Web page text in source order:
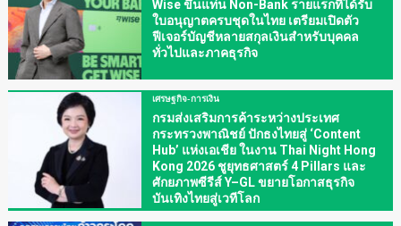
Wise ขึ้นแท่น Non-Bank รายแรกที่ได้รับ
ใบอนุญาตครบชุดในไทย เตรียมเปิดตัว
ฟีเจอร์บัญชีหลายสกุลเงินสำหรับบุคคล
ทั่วไปและภาคธุรกิจ
เศรษฐกิจ-การเงิน
กรมส่งเสริมการค้าระหว่างประเทศ
กระทรวงพาณิชย์ ปักธงไทยสู่ ‘Content
Hub’ แห่งเอเชีย ในงาน Thai Night Hong
Kong 2026 ชูยุทธศาสตร์ 4 Pillars และ
ศักยภาพซีรีส์ Y–GL ขยายโอกาสธุรกิจ
บันเทิงไทยสู่เวทีโลก